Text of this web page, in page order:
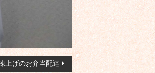
上げのお弁当配達